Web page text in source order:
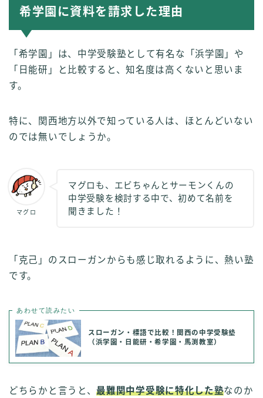
希学園に資料を請求した理由
「希学園」は、中学受験塾として有名な「浜学園」や
「日能研」と比較すると、知名度は高くないと思いま
す。
特に、関西地方以外で知っている人は、ほとんどいない
のでは無いでしょうか。
マグロ
マグロも、エビちゃんとサーモンくんの
中学受験を検討する中で、初めて名前を
聞きました！
「克己」のスローガンからも感じ取れるように、熱い塾
です。
あわせて読みたい
スローガン・標語で比較！関西の中学受験塾
（浜学園・日能研・希学園・馬渕教室）
どちらかと言うと、最難関中学受験に特化した塾なのか